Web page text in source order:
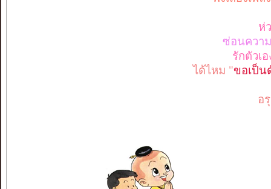
ห่
ซ่อนความ
รักตัวเ
ได้ไหม "ขอเป็น
อ